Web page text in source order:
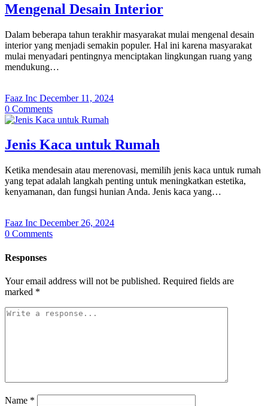
Mengenal Desain Interior
Dalam beberapa tahun terakhir masyarakat mulai mengenal desain
interior yang menjadi semakin populer. Hal ini karena masyarakat
mulai menyadari pentingnya menciptakan lingkungan ruang yang
mendukung…
Faaz Inc December 11, 2024
0 Comments
Jenis Kaca untuk Rumah
Ketika mendesain atau merenovasi, memilih jenis kaca untuk rumah
yang tepat adalah langkah penting untuk meningkatkan estetika,
kenyamanan, dan fungsi hunian Anda. Jenis kaca yang…
Faaz Inc December 26, 2024
0 Comments
Responses
Your email address will not be published. Required fields are
marked *
Name *